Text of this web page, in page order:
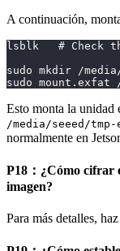
A continuación,
lsblk   # Check
sudo mkdir /
sudo mount.exfat
Esto monta la unidad
/media/seeed/
normalmente en
P18：¿Cómo cifrar
imagen?
Para más detalles,